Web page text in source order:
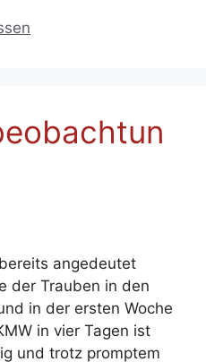
angedeutet
der Trauben in den
in der ersten Woche
in vier Tagen ist
und trotz promptem